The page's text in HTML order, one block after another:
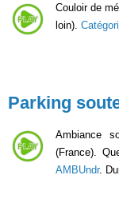
Couloir de
loin).
Parking
Ambiance
(France).
AMBUndr.